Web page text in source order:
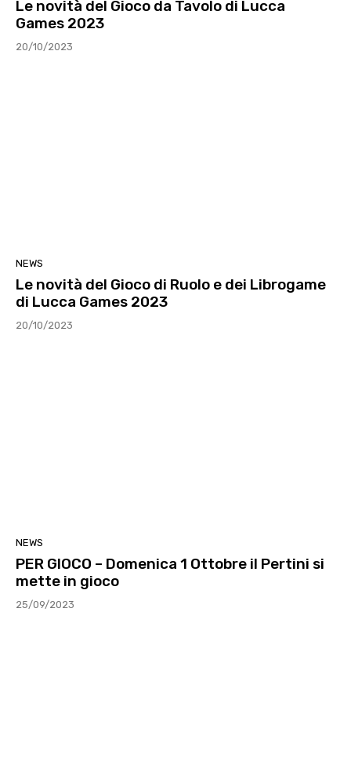
Le novità del Gioco da Tavolo di Lucca
Games 2023
20/10/2023
NEWS
Le novità del Gioco di Ruolo e dei Librogame
di Lucca Games 2023
20/10/2023
NEWS
PER GIOCO – Domenica 1 Ottobre il Pertini si
mette in gioco
25/09/2023